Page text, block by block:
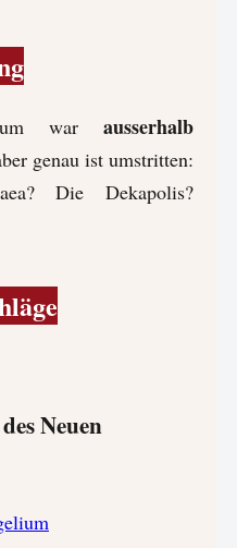
war ausserhalb
genau ist umstritten:
Die Dekapolis?
Neuen